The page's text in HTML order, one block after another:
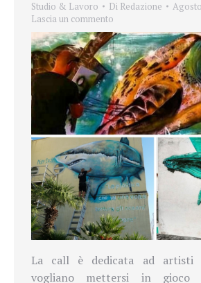
Studio & Lavoro Di Redazione
Lascia un commento
La call è dedicata ad artisti
vogliano mettersi in gioco